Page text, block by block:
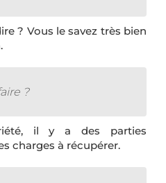
? Vous le savez très bien
?
il y a des parties
charges à récupérer.